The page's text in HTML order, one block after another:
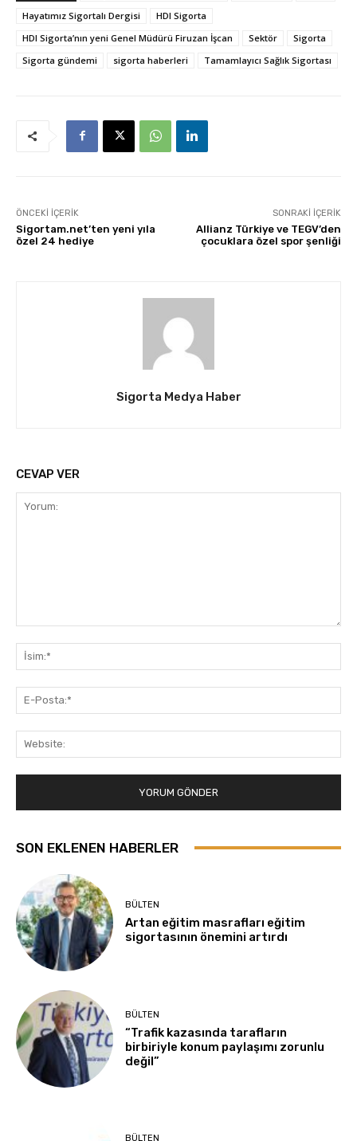
Hayatımız Sigortalı Dergisi
HDI Sigorta
HDI Sigorta’nın yeni Genel Müdürü Firuzan İşcan
Sektör
Sigorta
Sigorta gündemi
sigorta haberleri Tamamlayıcı Sağlık Sigortası
ÖNCEKI İÇERIK
Sigortam.net’ten yeni yıla
özel 24 hediye
SONRAKI İÇERIK
Allianz Türkiye ve TEGV’den
çocuklara özel spor şenliği
Sigorta Medya Haber
CEVAP VER
SON EKLENEN HABERLER
BÜLTEN
Artan eğitim masrafları eğitim
sigortasının önemini artırdı
BÜLTEN
“Trafik kazasında tarafların
birbiriyle konum paylaşımı zorunlu
değil”
BÜLTEN